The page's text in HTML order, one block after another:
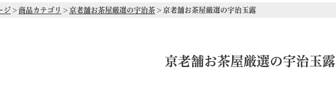
ジ 商品カテゴリ 京老舗お茶屋厳選の宇治茶 京老舗お茶屋厳選の宇治玉露
京老舗お茶屋厳選の宇治玉露